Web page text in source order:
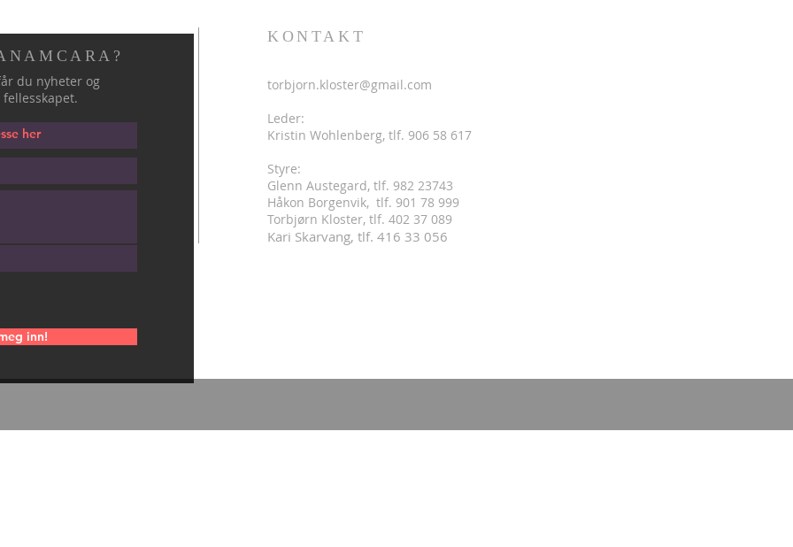
du nyheter og
inn!
KONTAKT
torbjorn.kloster@gmail.com
Leder:
Kristin Wohlenberg, tlf. 906 58 617
Styre:
Glenn Austegard, tlf. 982 23743
Håkon Borgenvik, tlf. 901 78 999
Torbjørn Kloster, tlf. 402 37 089
Kari Skarvang, tlf. 416 33 056